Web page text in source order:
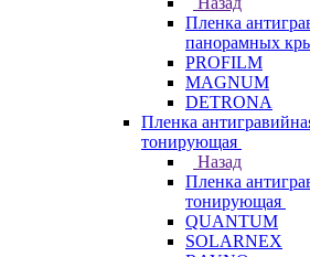
Пленка
панорамных
PROFILM
MAGNUM
DETRONA
Пленка
тонирующая
Назад
Пленка
тонирующая
QUANTUM
SOLARNEX